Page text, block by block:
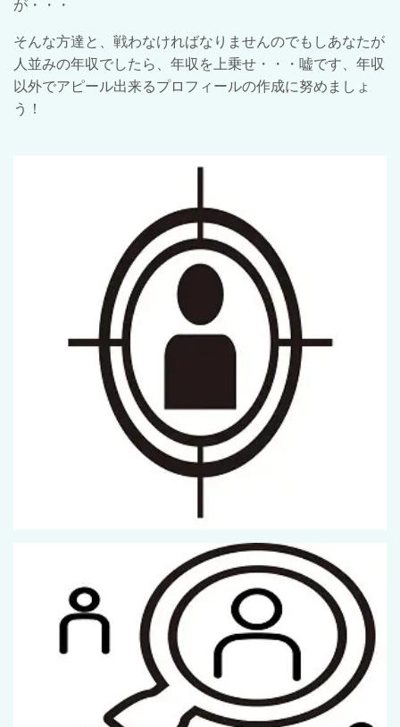
が・・・
そんな方達と、戦わなければなりませんのでもしあなたが
人並みの年収でしたら、年収を上乗せ・・・嘘です、年収
以外でアピール出来るプロフィールの作成に努めましょ
う！